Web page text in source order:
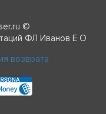
©
ФЛ Иванов Е О
возврата